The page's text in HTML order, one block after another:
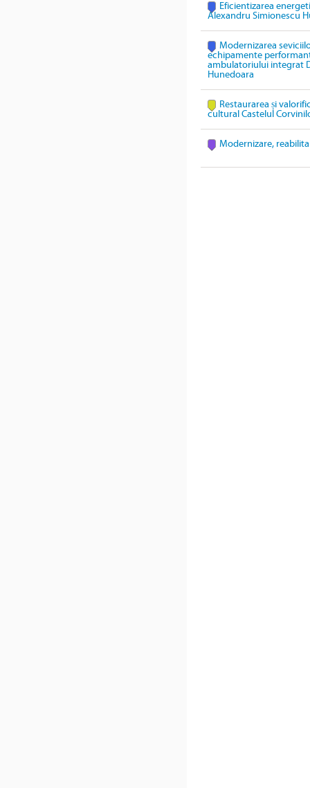
Eficientizarea
Alexandru Simionescu
Modernizarea
echipamente
ambulatoriului integrat
Hunedoara
Restaurarea și
cultural Castelul
Modernizare,